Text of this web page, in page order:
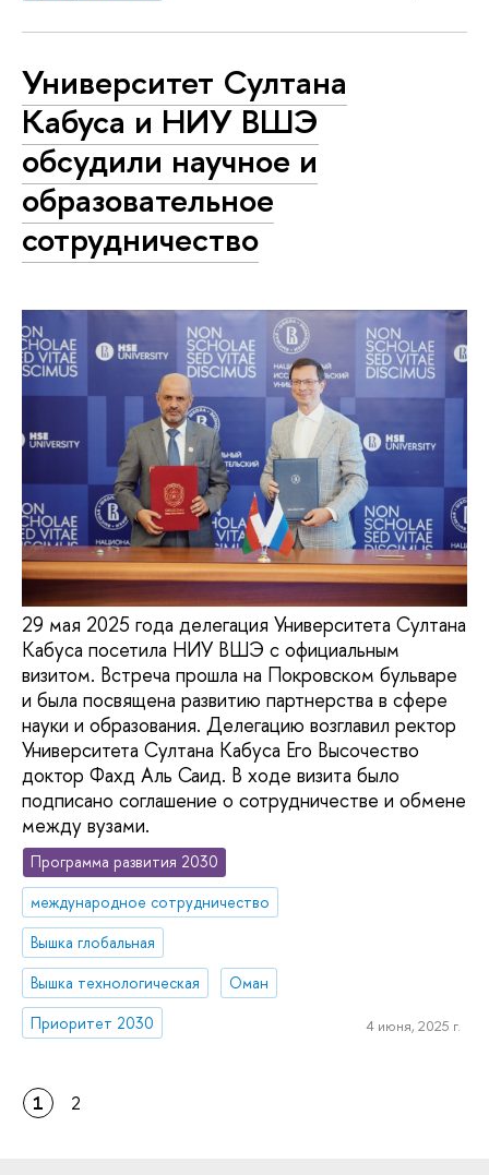
Университет Султана
Кабуса и НИУ ВШЭ
обсудили научное и
образовательное
сотрудничество
29 мая 2025 года делегация Университета Султана
Кабуса посетила НИУ ВШЭ с официальным
визитом. Встреча прошла на Покровском бульваре
и была посвящена развитию партнерства в сфере
науки и образования. Делегацию возглавил ректор
Университета Султана Кабуса Его Высочество
доктор Фахд Аль Саид. В ходе визита было
подписано соглашение о сотрудничестве и обмене
между вузами.
Программа развития 2030
международное сотрудничество
Вышка глобальная
Вышка технологическая
Оман
Приоритет 2030
4 июня, 2025 г.
1 2